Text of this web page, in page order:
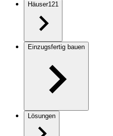
Häuser121
Einzugsfertig bauen
Lösungen